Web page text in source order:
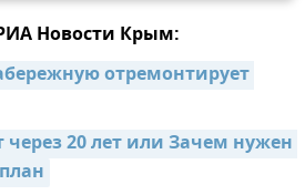
Новости Крым:
отремонтирует
20 лет или Зачем нужен